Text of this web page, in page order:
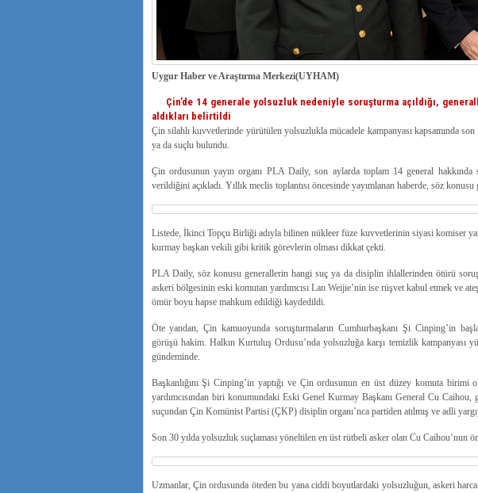
Uygur Haber ve Araştırma Merkezi(UYHAM)
Çin’de 14 generale yolsuzluk nedeniyle soruşturma açıldığı,
aldıkları belirtildi
Çin silahlı kuvvetlerinde yürütülen yolsuzlukla mücadele kampanyası kapsamında
ya da suçlu bulundu.
Çin ordusunun yayın organı PLA Daily, son aylarda toplam 14 general hakkında
verildiğini açıkladı. Yıllık meclis toplantısı öncesinde yayımlanan haberde, söz
Listede, İkinci Topçu Birliği adıyla bilinen nükleer füze kuvvetlerinin siyasi komiser
kurmay başkan vekili gibi kritik görevlerin olması dikkat çekti.
PLA Daily, söz konusu generallerin hangi suç ya da disiplin ihlallerinden ötürü
askeri bölgesinin eski komutan yardımcısı Lan Weijie’nin ise rüşvet kabul etmek ve
ömür boyu hapse mahkum edildiği kaydedildi.
Öte yandan, Çin kamuoyunda soruşturmaların Cumhurbaşkanı Şi Cinping’in
görüşü hakim. Halkın Kurtuluş Ordusu’nda yolsuzluğa karşı temizlik kampanyası
gündeminde.
Başkanlığını Şi Cinping’in yaptığı ve Çin ordusunun en üst düzey komuta
yardımcısından biri konumundaki Eski Genel Kurmay Başkanı General Cu Caihou,
suçundan Çin Komünist Partisi (ÇKP) disiplin organı’nca partiden atılmış ve adli
Son 30 yılda yolsuzluk suçlaması yöneltilen en üst rütbeli asker olan Cu Caihou’nun
Uzmanlar, Çin ordusunda öteden bu yana ciddi boyutlardaki yolsuzluğun, askeri